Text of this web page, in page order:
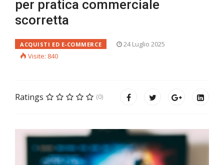
per pratica commerciale
scorretta
ACQUISTI ED E-COMMERCE
24 Luglio 2025
Visite: 840
Ratings (0)